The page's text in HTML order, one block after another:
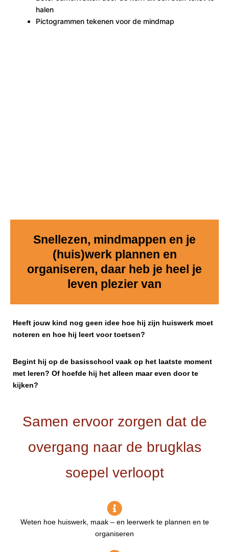
halen
Pictogrammen tekenen voor de mindmap
Snellezen, mindmappen en je
(huis)werk plannen en
organiseren, daar heb je heel je
leven plezier van
Heeft jouw kind nog geen idee hoe hij zijn huiswerk moet
noteren en hoe hij leert voor toetsen?
Begint hij op de basisschool vaak op het laatste moment
met leren? Of hoefde hij het alleen maar even door te
kijken?
Samen ervoor zorgen dat de
overgang naar de brugklas
soepel verloopt
Weten hoe huiswerk, maak – en leerwerk te plannen en te
organiseren